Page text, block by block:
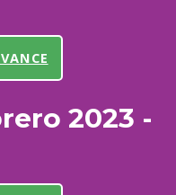
2023 -